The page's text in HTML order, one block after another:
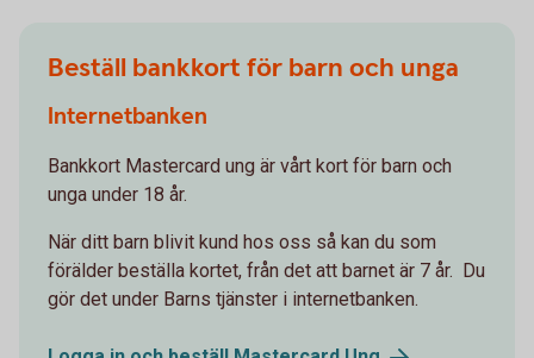
Beställ bankkort för barn och unga
Internetbanken
Bankkort Mastercard ung är vårt kort för barn och
unga under 18 år.
När ditt barn blivit kund hos oss så kan du som
förälder beställa kortet, från det att barnet är 7 år. Du
gör det under Barns tjänster i internetbanken.